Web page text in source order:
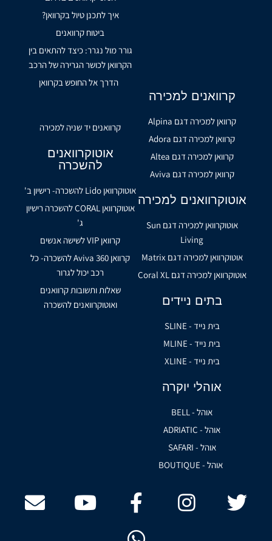
איך לתכנן טיול בקרוואן?
ביטוח קרוואנים
גורר מול נגרר: כיצד להתאים בין
הקרוואן לכושר הגרירה של הרכב
הדרך אל החופש בקרוואן
קרוואנים למכירה
קרוואן למכירה דגם Alpina
קרוואן למכירה דגם Adora
קרוואן למכירה דגם Altea
קרוואן למכירה דגם Aviva
אוטוקרוואנים למכירה
אוטוקרוואן למכירה דגם Sun
Living
אוטוקרוואן למכירה דגם Matrix
אוטוקרוואן למכירה דגם Coral XL
בתים ניידים
בית נייד - SLINE
בית נייד - MLINE
בית נייד - XLINE
אוהלי יוקרה
אוהל - BELL
אוהל - ADRIATIC
אוהל - SAFARI
אוהל - BOUTIQUE
קרוואנים יד שניה למכירה
אוטוקרוואנים
להשכרה
אוטוקרוואן Lido להשכרה- רישיון ב'
אוטוקרוואן CORAL להשכרה רישיון
ג'
קרוואן VIP לשישה אנשים
קרוואן Aviva 360 להשכרה- כל
רכב יכול לגרור
שאלות ותשובות קרוואנים
ואוטוקרוואנים להשכרה